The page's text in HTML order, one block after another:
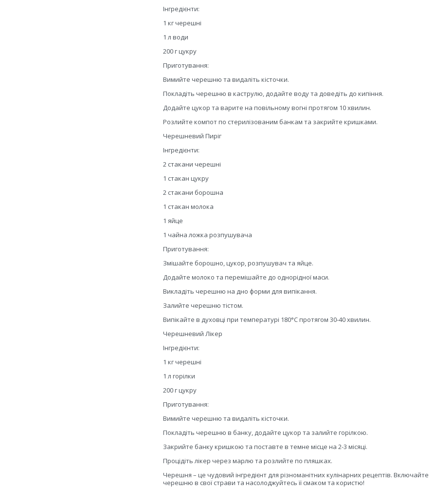
Інгредієнти:
1 кг черешні
1 л води
200 г цукру
Приготування:
Вимийте черешню та видаліть кісточки.
Покладіть черешню в каструлю, додайте воду та доведіть до кипіння.
Додайте цукор та варите на повільному вогні протягом 10 хвилин.
Розлийте компот по стерилізованим банкам та закрийте кришками.
Черешневий Пиріг
Інгредієнти:
2 стакани черешні
1 стакан цукру
2 стакани борошна
1 стакан молока
1 яйце
1 чайна ложка розпушувача
Приготування:
Змішайте борошно, цукор, розпушувач та яйце.
Додайте молоко та перемішайте до однорідної маси.
Викладіть черешню на дно форми для випікання.
Залийте черешню тістом.
Випікайте в духовці при температурі 180°C протягом 30-40 хвилин.
Черешневий Лікер
Інгредієнти:
1 кг черешні
1 л горілки
200 г цукру
Приготування:
Вимийте черешню та видаліть кісточки.
Покладіть черешню в банку, додайте цукор та залийте горілкою.
Закрийте банку кришкою та поставте в темне місце на 2-3 місяці.
Процідіть лікер через марлю та розлийте по пляшках.
Черешня – це чудовий інгредієнт для різноманітних кулінарних рецептів. Включайте
черешню в свої страви та насолоджуйтесь її смаком та користю!